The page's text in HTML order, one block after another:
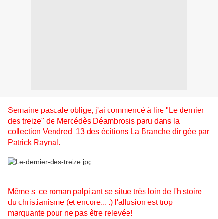
Semaine pascale oblige, j'ai commencé à lire "Le dernier
des treize" de Mercédès Déambrosis paru dans la
collection Vendredi 13 des éditions La Branche dirigée par
Patrick Raynal.
Même si ce roman palpitant se situe très loin de l'histoire
du christianisme (et encore... :) l'allusion est trop
marquante pour ne pas être relevée!